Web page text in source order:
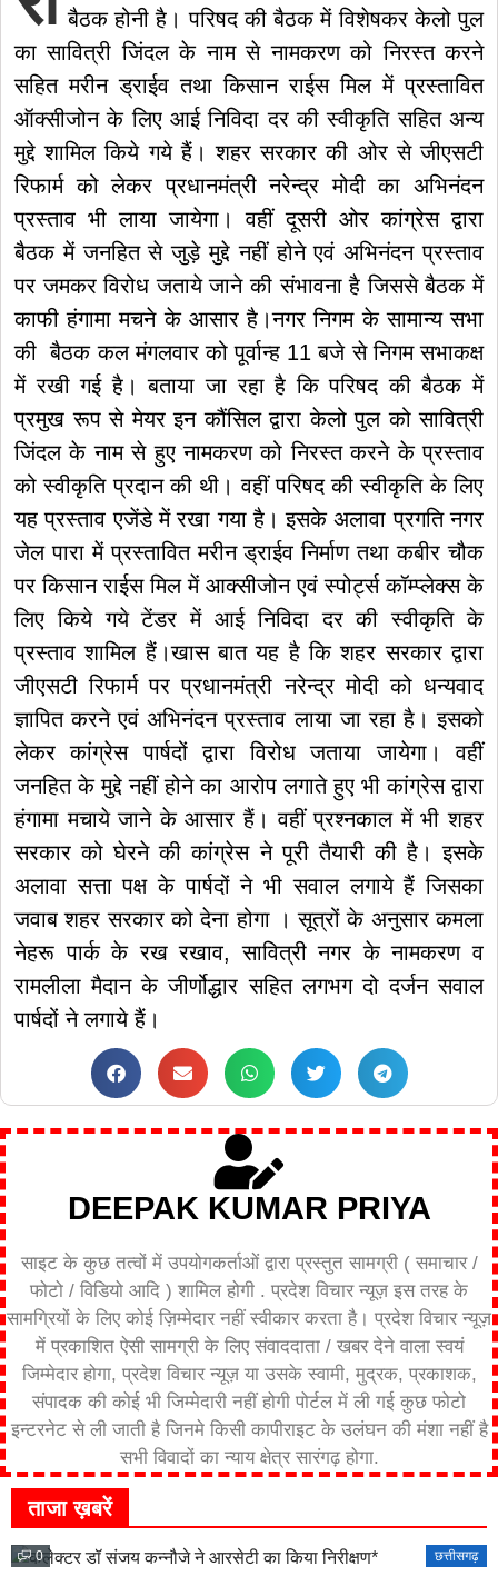
बैठक होनी है। परिषद की बैठक में विशेषकर केलो पुल
का सावित्री जिंदल के नाम से नामकरण को निरस्त करने
सहित मरीन ड्राईव तथा किसान राईस मिल में प्रस्तावित
ऑक्सीजोन के लिए आई निविदा दर की स्वीकृति सहित अन्य
मुद्दे शामिल किये गये हैं। शहर सरकार की ओर से जीएसटी
रिफार्म को लेकर प्रधानमंत्री नरेन्द्र मोदी का अभिनंदन
प्रस्ताव भी लाया जायेगा। वहीं दूसरी ओर कांग्रेस द्वारा
बैठक में जनहित से जुड़े मुद्दे नहीं होने एवं अभिनंदन प्रस्ताव
पर जमकर विरोध जताये जाने की संभावना है जिससे बैठक में
काफी हंगामा मचने के आसार है।नगर निगम के सामान्य सभा
की बैठक कल मंगलवार को पूर्वान्ह 11 बजे से निगम सभाकक्ष
में रखी गई है। बताया जा रहा है कि परिषद की बैठक में
प्रमुख रूप से मेयर इन कौंसिल द्वारा केलो पुल को सावित्री
जिंदल के नाम से हुए नामकरण को निरस्त करने के प्रस्ताव
को स्वीकृति प्रदान की थी। वहीं परिषद की स्वीकृति के लिए
यह प्रस्ताव एजेंडे में रखा गया है। इसके अलावा प्रगति नगर
जेल पारा में प्रस्तावित मरीन ड्राईव निर्माण तथा कबीर चौक
पर किसान राईस मिल में आक्सीजोन एवं स्पोर्ट्स कॉम्प्लेक्स के
लिए किये गये टेंडर में आई निविदा दर की स्वीकृति के
प्रस्ताव शामिल हैं।खास बात यह है कि शहर सरकार द्वारा
जीएसटी रिफार्म पर प्रधानमंत्री नरेन्द्र मोदी को धन्यवाद
ज्ञापित करने एवं अभिनंदन प्रस्ताव लाया जा रहा है। इसको
लेकर कांग्रेस पार्षदों द्वारा विरोध जताया जायेगा। वहीं
जनहित के मुद्दे नहीं होने का आरोप लगाते हुए भी कांग्रेस द्वारा
हंगामा मचाये जाने के आसार हैं। वहीं प्रश्नकाल में भी शहर
सरकार को घेरने की कांग्रेस ने पूरी तैयारी की है। इसके
अलावा सत्ता पक्ष के पार्षदों ने भी सवाल लगाये हैं जिसका
जवाब शहर सरकार को देना होगा । सूत्रों के अनुसार कमला
नेहरू पार्क के रख रखाव, सावित्री नगर के नामकरण व
रामलीला मैदान के जीर्णोद्धार सहित लगभग दो दर्जन सवाल
पार्षदों ने लगाये हैं।
DEEPAK KUMAR PRIYA
साइट के कुछ तत्वों में उपयोगकर्ताओं द्वारा प्रस्तुत सामग्री ( समाचार /
फोटो / विडियो आदि ) शामिल होगी . प्रदेश विचार न्यूज़ इस तरह के
सामग्रियों के लिए कोई ज़िम्मेदार नहीं स्वीकार करता है। प्रदेश विचार न्यूज़
में प्रकाशित ऐसी सामग्री के लिए संवाददाता / खबर देने वाला स्वयं
जिम्मेदार होगा, प्रदेश विचार न्यूज़ या उसके स्वामी, मुद्रक, प्रकाशक,
संपादक की कोई भी जिम्मेदारी नहीं होगी पोर्टल में ली गई कुछ फोटो
इन्टरनेट से ली जाती है जिनमे किसी कापीराइट के उलंघन की मंशा नहीं है
सभी विवादों का न्याय क्षेत्र सारंगढ़ होगा.
ताजा ख़बरें
0 छत्तीसगढ़